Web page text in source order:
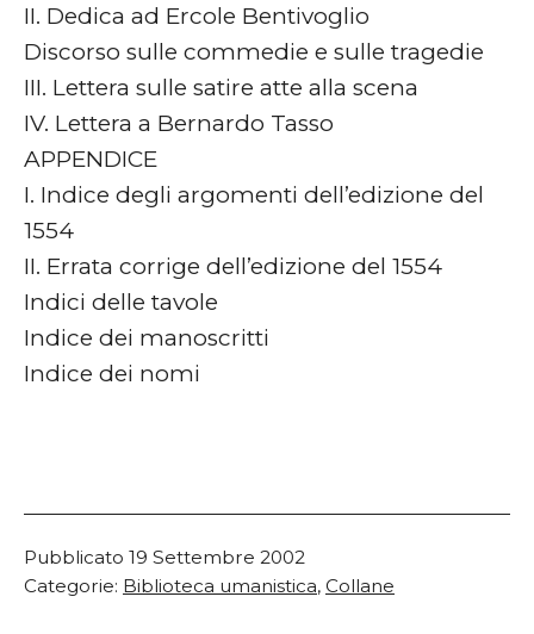
II. Dedica ad Ercole Bentivoglio
Discorso sulle commedie e sulle tragedie
III. Lettera sulle satire atte alla scena
IV. Lettera a Bernardo Tasso
APPENDICE
I. Indice degli argomenti dell’edizione del
1554
II. Errata corrige dell’edizione del 1554
Indici delle tavole
Indice dei manoscritti
Indice dei nomi
Pubblicato 19 Settembre 2002
Categorie: Biblioteca umanistica, Collane